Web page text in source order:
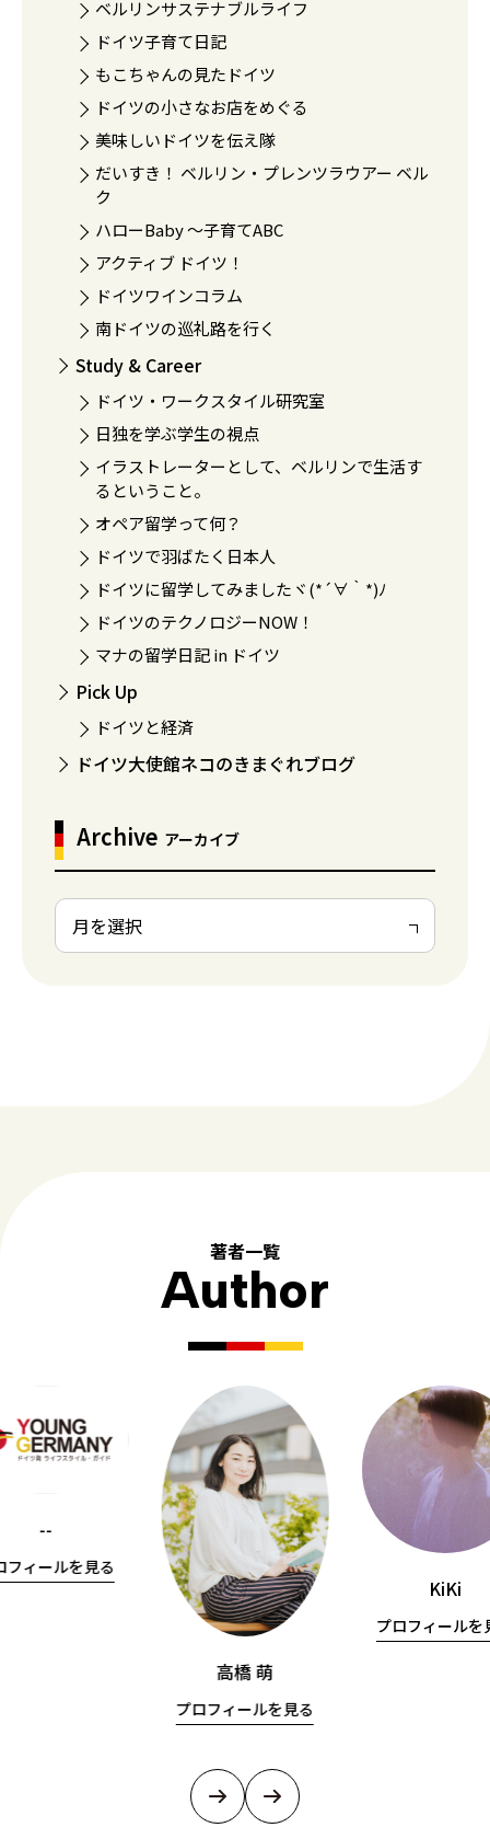
ベルリンサステナブルライフ
ドイツ子育て日記
もこちゃんの見たドイツ
ドイツの小さなお店をめぐる
美味しいドイツを伝え隊
だいすき！ ベルリン・プレンツラウアー ベル
ク
ハローBaby 〜子育てABC
アクティブ ドイツ！
ドイツワインコラム
南ドイツの巡礼路を行く
Study & Career
ドイツ・ワークスタイル研究室
日独を学ぶ学生の視点
イラストレーターとして、ベルリンで生活す
るということ。
オペア留学って何？
ドイツで羽ばたく日本人
ドイツに留学してみましたヾ(*´∀｀*)ﾉ
ドイツのテクノロジーNOW！
マナの留学日記 in ドイツ
Pick Up
ドイツと経済
ドイツ大使館ネコのきまぐれブログ
Archive アーカイブ
著者一覧
Author
--
フィールを見る
高橋 萌
プロフィールを見る
KiKi
プロフィールを